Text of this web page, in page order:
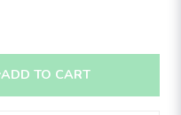
ADD TO CART